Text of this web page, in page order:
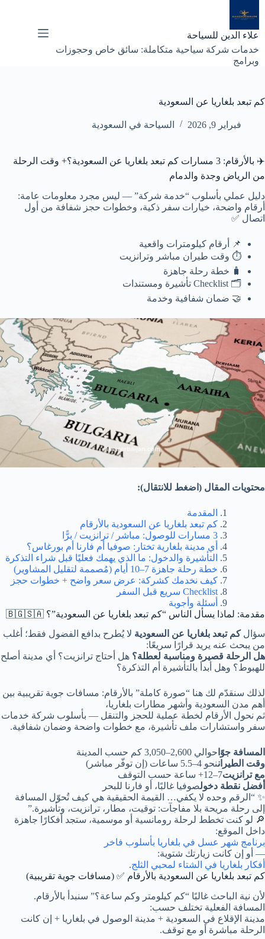
إلى
المحتوى
علاء الدين للسياحة
خدمات شركة سياحية متكاملة: سائق خاص وحجوزات
وبرامج
كم تبعد بلغاريا عن السعودية
فبراير 9, 2026 السياحة في السعودية
✈️ بالأرقام: 3 مسارات كم تبعد بلغاريا عن السعودية؟+ وقت الرحلة
من الرياض وجدة والدمام
دليل عملي بأسلوب “خدمة شركة” — ليس مجرد معلومات عامة:
أرقام واضحة، خيارات سفر ذكية، وخطوات حجز شفافة من أول
اتصال ✅
📌 أرقام كيلومترات واقعية
⏱️ وقت طيران مباشر وترانزيت
🧳 خطة رحلة جاهزة
🗂️ Checklist تأشيرة ومستندات
🤝 ضمان شفافية وخدمة
محتويات المقال (اضغط للانتقال):
المقدمة
كم تبعد بلغاريا عن السعودية بالأرقام
3 مسارات للوصول: مباشر / ترانزيت / برًّا
أي مدينة بلغارية تختار: صوفيا أم فارنا أم بورغاس؟
التأشيرة والدخول: ما الذي يهمك فعليًا قبل شراء التذكرة
خطة رحلة جاهزة 7–10 أيام (مُصممة لتقليل المشاوير)
كيف نخدمك كشركة: عرض سعر واضح + خطوات حجز
Checklist سريع قبل السفر
أسئلة وأجوبة
مقدمة: لماذا يسأل الناس “كم تبعد بلغاريا عن السعودية”؟ 🇧🇬🇸🇦
سؤالكم تبعد بلغاريا عن السعودية لا يُطرح بدافع الفضول فقط؛ أغلب
من يبحث عنه يريد قرارًا سريعًا:
هل الرحلة قصيرة ومناسبة لعطلة؟ هل أحتاج ترانزيت؟ أي مدينة أصلح
للهبوط؟ وهل أبدأ بالتأشيرة أم التذكرة؟
لذلك سنقدّم لك هنا “صورة كاملة” بالأرقام: مسافات جوية تقريبية بين
أهم مدن السعودية وأشهر مطارات بلغاريا،
ثم نحول الأرقام لخطة عملية للحجز والتنقل — بأسلوب شركة خدمات
سفر واستشارات ملف تأشيرة، مع خطوات واضحة وضمان شفافية.
المسافة جوًا حوالي 2,600–3,050 كم حسب المدينة
وقت الطيراننحو 4–5.5 ساعات (إن توفّر مباشر)
مع ترانزيت7–12+ ساعة حسب التوقف
أفضل نقطة دخولصوفيا غالبًا، أو فارنا للبحر
✨ “الرقم وحده لا يكفي… القيمة الحقيقية هي كيف تُحوّل المسافة
إلى رحلة مريحة بلا مفاجآت: توقيت، مطار، ترانزيت، وتأشيرة.”
🔎 لو كنت تخطط لرحلة رومانسية أو موسمية، ستجد أفكارًا جاهزة
داخل الموقع:
برنامج شهر عسل في بلغاريا بأسلوب فاخر
— أو إن كانت زيارتك شتوية:
أفكار بلغاريا في الشتاء لمحبي الثلج.
كم تبعد بلغاريا عن السعودية بالأرقام ✅ (مسافات جوية تقريبية)
لأن نية الباحث غالبًا “كم كيلومتر وكم ساعة؟” سنبدأ بالأرقام.
المسافة الفعلية تختلف حسب:
مدينة الإقلاع في السعودية + مدينة الوصول في بلغاريا + إن كانت
الرحلة مباشرة أو مع توقف.